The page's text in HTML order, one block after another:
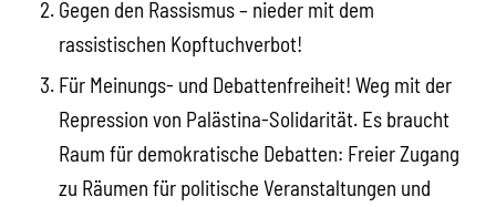
Gegen den Rassismus – nieder mit dem
rassistischen Kopftuchverbot!
Für Meinungs- und Debattenfreiheit! Weg mit der
Repression von Palästina-Solidarität. Es braucht
Raum für demokratische Debatten: Freier Zugang
zu Räumen für politische Veranstaltungen und